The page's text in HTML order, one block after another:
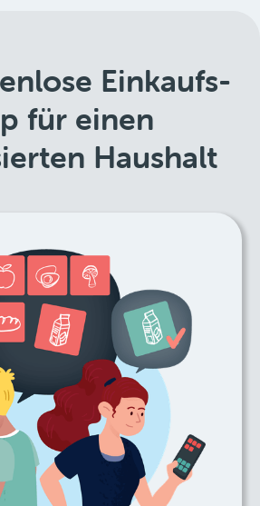
Einkaufs-
für einen
Haushalt